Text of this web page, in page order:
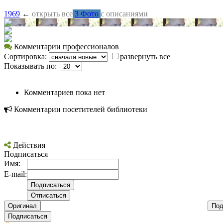
1969 ← открыть все 3 Фото с описаниями
Комментарии профессионалов
Сортировка:
развернуть все
Показывать по:
Комментариев пока нет
Комментарии посетителей библиотеки
Действия
Подписаться
Имя:
E-mail:
Оригинал
Подписаться